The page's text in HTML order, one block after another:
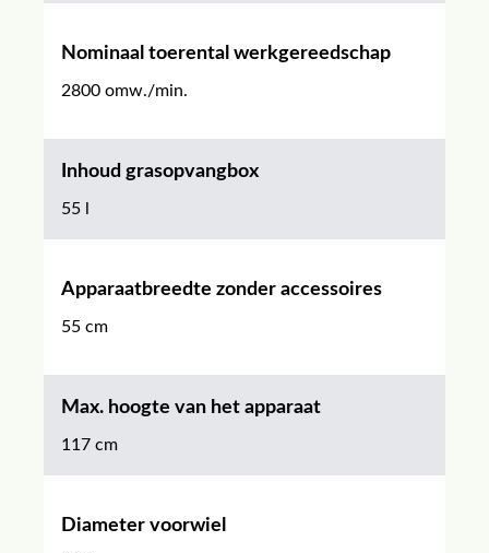
Nominaal toerental werkgereedschap
2800 omw./min.
Inhoud grasopvangbox
55 l
Apparaatbreedte zonder accessoires
55 cm
Max. hoogte van het apparaat
117 cm
Diameter voorwiel